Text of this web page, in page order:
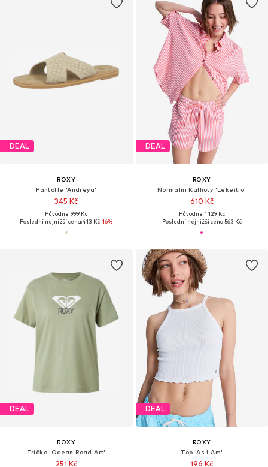
DEAL
ROXY
Pantofle 'Andreya'
345 Kč
Původně: 999 Kč
Poslední nejnižší cena:413 Kč-16%
DEAL
ROXY
Normální Kalhoty 'Lekeitio'
610 Kč
Původně: 1 129 Kč
Poslední nejnižší cena:563 Kč
DEAL
ROXY
Tričko 'Ocean Road Art'
251 Kč
DEAL
ROXY
Top 'As I Am'
196 Kč